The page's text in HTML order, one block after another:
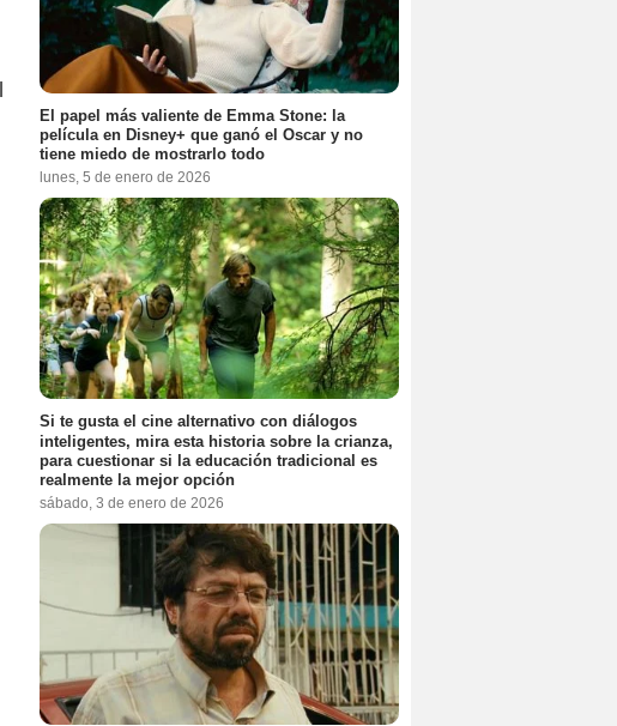
El papel más valiente de Emma Stone: la
película en Disney+ que ganó el Oscar y no
tiene miedo de mostrarlo todo
lunes, 5 de enero de 2026
Si te gusta el cine alternativo con diálogos
inteligentes, mira esta historia sobre la crianza,
para cuestionar si la educación tradicional es
realmente la mejor opción
sábado, 3 de enero de 2026